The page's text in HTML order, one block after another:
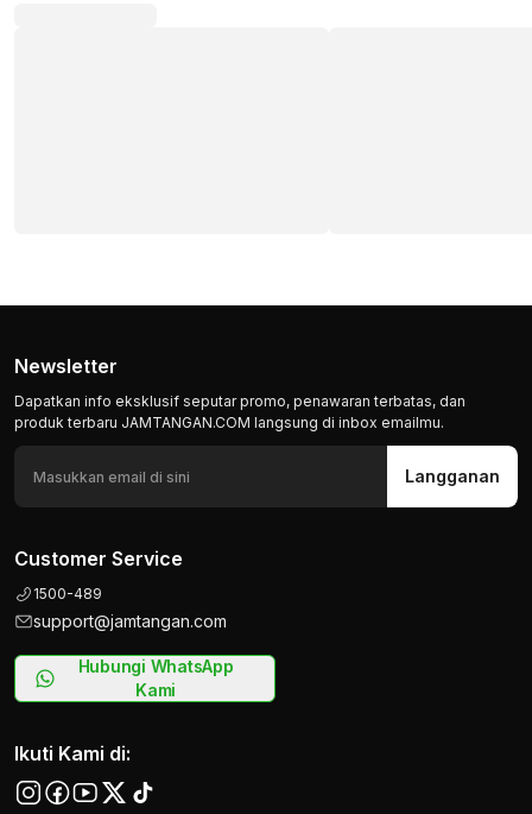
Newsletter
Dapatkan info eksklusif seputar promo, penawaran terbatas, dan
produk terbaru JAMTANGAN.COM langsung di inbox emailmu.
Langganan
Customer Service
1500-489
support@jamtangan.com
Hubungi WhatsApp
Kami
Ikuti Kami di: